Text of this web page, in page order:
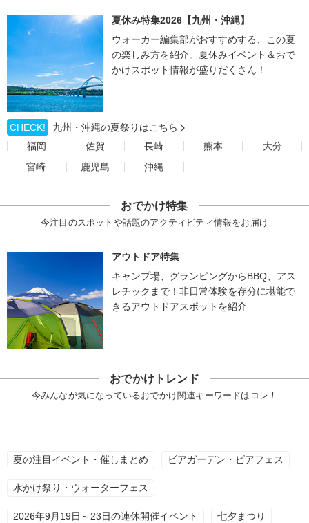
夏休み特集2026【九州・沖縄】
ウォーカー編集部がおすすめする、この夏
の楽しみ方を紹介。夏休みイベント＆おで
かけスポット情報が盛りだくさん！
CHECK!
九州・沖縄の夏祭りはこちら
福岡
佐賀 長崎 熊本
大分
宮崎
鹿児島 沖縄
おでかけ特集
今注目のスポットや話題のアクティビティ情報をお届け
アウトドア特集
キャンプ場、グランピングからBBQ、アス
レチックまで！非日常体験を存分に堪能で
きるアウトドアスポットを紹介
おでかけトレンド
今みんなが気になっているおでかけ関連キーワードはコレ！
夏の注目イベント・催しまとめ ビアガーデン・ビアフェス
水かけ祭り・ウォーターフェス
2026年9月19日～23日の連休開催イベント 七夕まつり